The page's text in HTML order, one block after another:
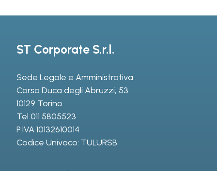
ST Corporate S.r.l.
Sede Legale e Amministrativa
Corso Duca degli Abruzzi, 53
10129 Torino
Tel 011 5805523
P.IVA 10132610014
Codice Univoco: TULURSB